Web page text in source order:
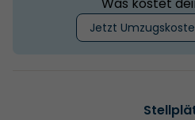
Jetzt